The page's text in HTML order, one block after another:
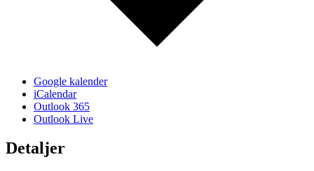
Google kalender
iCalendar
Outlook 365
Outlook Live
Detaljer